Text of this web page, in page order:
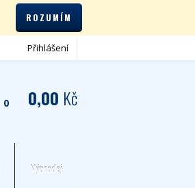
ROZUMÍM
Přihlášení
0 0,00 Kč
Výprodej